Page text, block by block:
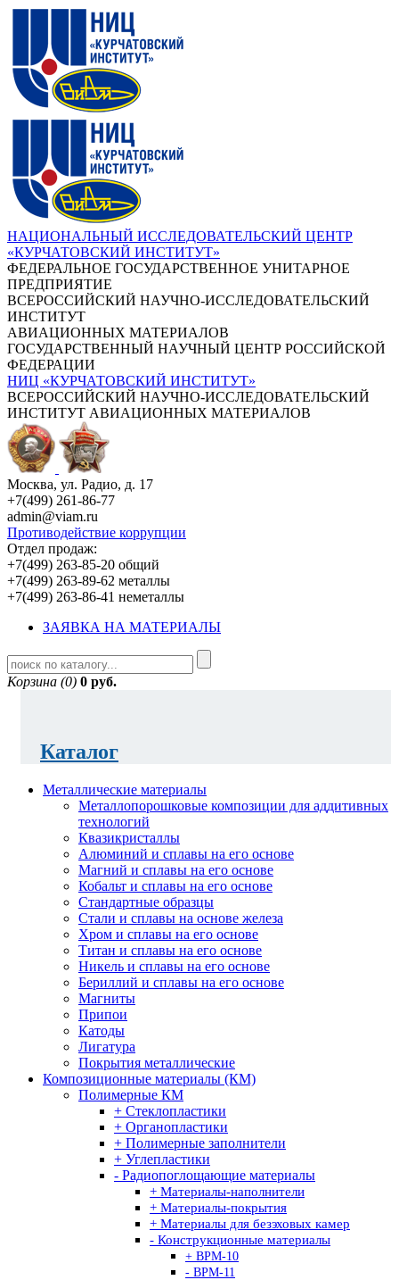
НАЦИОНАЛЬНЫЙ ИССЛЕДОВАТЕЛЬСКИЙ ЦЕНТР
«КУРЧАТОВСКИЙ ИНСТИТУТ»
ФЕДЕРАЛЬНОЕ ГОСУДАРСТВЕННОЕ УНИТАРНОЕ
ПРЕДПРИЯТИЕ
ВСЕРОССИЙСКИЙ НАУЧНО-ИССЛЕДОВАТЕЛЬСКИЙ
ИНСТИТУТ
АВИАЦИОННЫХ МАТЕРИАЛОВ
ГОСУДАРСТВЕННЫЙ НАУЧНЫЙ ЦЕНТР РОССИЙСКОЙ
ФЕДЕРАЦИИ
НИЦ «КУРЧАТОВСКИЙ ИНСТИТУТ»
ВСЕРОССИЙСКИЙ НАУЧНО-ИССЛЕДОВАТЕЛЬСКИЙ
ИНСТИТУТ АВИАЦИОННЫХ МАТЕРИАЛОВ
Москва, ул. Радио, д. 17
+7(499) 261-86-77
admin@viam.ru
Противодействие коррупции
Отдел продаж:
+7(499) 263-85-20 общий
+7(499) 263-89-62 металлы
+7(499) 263-86-41 неметаллы
ЗАЯВКА НА МАТЕРИАЛЫ
Корзина (0) 0 руб.
Каталог
Металлические материалы
Металлопорошковые композиции для аддитивных
технологий
Квазикристаллы
Алюминий и сплавы на его основе
Магний и сплавы на его основе
Кобальт и сплавы на его основе
Стандартные образцы
Стали и сплавы на основе железа
Хром и сплавы на его основе
Титан и сплавы на его основе
Никель и сплавы на его основе
Бериллий и сплавы на его основе
Магниты
Припои
Катоды
Лигатура
Покрытия металлические
Композиционные материалы (КМ)
Полимерные КМ
+ Стеклопластики
+ Органопластики
+ Полимерные заполнители
+ Углепластики
- Радиопоглощающие материалы
+ Материалы-наполнители
+ Материалы-покрытия
+ Материалы для безэховых камер
- Конструкционные материалы
+ ВРМ-10
- ВРМ-11